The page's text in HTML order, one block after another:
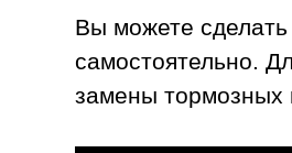
Вы можете
самостоятельно.
замены тормозных